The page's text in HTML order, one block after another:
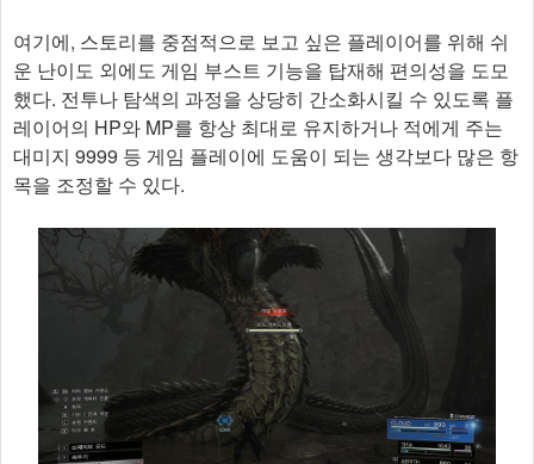
여기에, 스토리를 중점적으로 보고 싶은 플레이어를 위해 쉬
운 난이도 외에도 게임 부스트 기능을 탑재해 편의성을 도모
했다. 전투나 탐색의 과정을 상당히 간소화시킬 수 있도록 플
레이어의 HP와 MP를 항상 최대로 유지하거나 적에게 주는
대미지 9999 등 게임 플레이에 도움이 되는 생각보다 많은 항
목을 조정할 수 있다.